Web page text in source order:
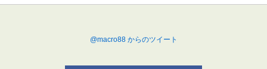
@macro88 からのツイート